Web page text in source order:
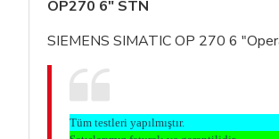
OP270 6" STN
SIEMENS SIMATIC OP 270 6
Tüm testleri yapılmıştır.